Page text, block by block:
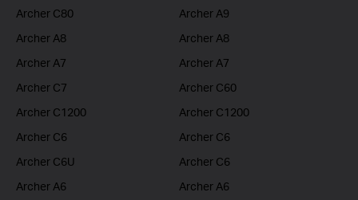
Archer C80
Archer A9
Archer A8
Archer A8
Archer A7
Archer A7
Archer C7
Archer C60
Archer C1200
Archer C1200
Archer C6
Archer C6
Archer C6U
Archer C6
Archer A6
Archer A6